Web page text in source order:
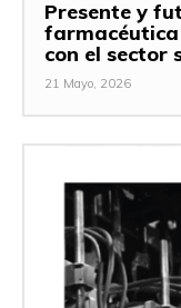
Presente y
farmacéutica
con el sector
21 Mayo, 2026